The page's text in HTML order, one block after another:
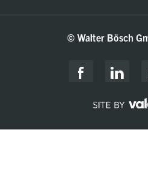
© Walter Bösch